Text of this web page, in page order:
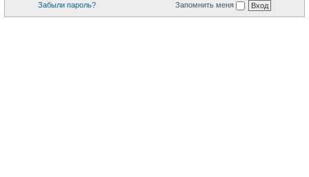
Забыли пароль? Запомнить меня